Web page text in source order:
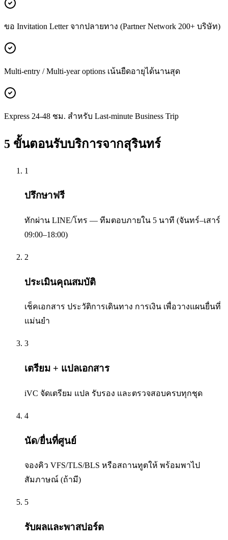
ขอ Invitation Letter จากปลายทาง (Partner Network 200+ บริษัท)
Multi-entry / Multi-year options เน้นยืดอายุได้นานสุด
Express 24-48 ชม. สำหรับ Last-minute Business Trip
5 ขั้นตอนรับบริการจากสุรินทร์
1
ปรึกษาฟรี
ทักผ่าน LINE/โทร — ทีมตอบภายใน 5 นาที (จันทร์–เสาร์
09:00–18:00)
2
ประเมินคุณสมบัติ
เช็คเอกสาร ประวัติการเดินทาง การเงิน เพื่อวางแผนยื่นที่
แม่นยำ
3
เตรียม + แปลเอกสาร
iVC จัดเตรียม แปล รับรอง และตรวจสอบครบทุกชุด
4
นัด/ยื่นที่ศูนย์
จองคิว VFS/TLS/BLS หรือสถานทูตให้ พร้อมพาไป
สัมภาษณ์ (ถ้ามี)
5
รับผลและพาสปอร์ต